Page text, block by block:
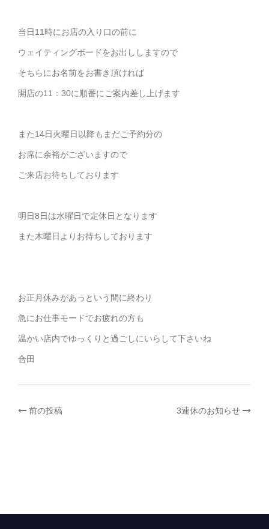
当日11時にお店の入り口の前に
ウェイティングボードをお出ししますので
そちらにお名前をお書き頂ければ
開店の11：30に順番にご案内差し上げます
また14日火曜日以降もまだご予約分の
お席に余裕がございますので
ご来店お待ちしております
明日8日は水曜日で定休日となります
また木曜日よりお待ちしております
お正月休みがあっという間に終わり
急にお仕事モードでお疲れの方も
温かい店内でゆっくりと過ごしにいらして下さいね
合田
投
前の投稿 3連休のお知らせ